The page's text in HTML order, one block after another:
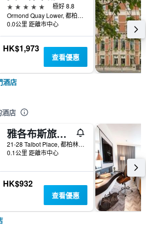
5星級
極好 8.8
Ormond Quay Lower, 都柏林, 愛爾蘭
0.0公里 距離市中心
HK$1,973
查看優惠
酒店
酒店
雅各布斯旅館 - 都柏林
21-28 Talbot Place, 都柏林, 愛爾蘭
0.1公里 距離市中心
HK$932
查看優惠